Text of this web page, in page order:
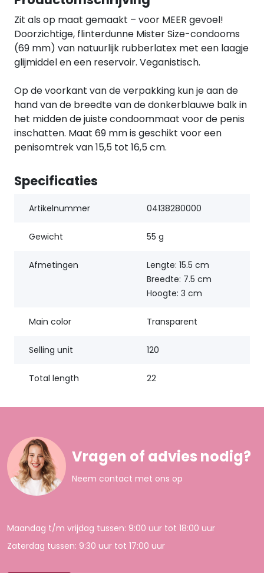
Zit als op maat gemaakt – voor MEER gevoel!
Doorzichtige, flinterdunne Mister Size-condooms
(69 mm) van natuurlijk rubberlatex met een laagje
glijmiddel en een reservoir. Veganistisch.
Op de voorkant van de verpakking kun je aan de
hand van de breedte van de donkerblauwe balk in
het midden de juiste condoommaat voor de penis
inschatten. Maat 69 mm is geschikt voor een
penisomtrek van 15,5 tot 16,5 cm.
Specificaties
Artikelnummer 04138280000
Gewicht 55 g
Afmetingen
Lengte: 15.5 cm
Breedte: 7.5 cm
Hoogte: 3 cm
Main color Transparent
Selling unit 120
Total length 22
Vragen of advies nodig?
Neem contact met ons op
Maandag t/m vrijdag tussen: 9:00 uur tot 18:00 uur
Zaterdag tussen: 9:30 uur tot 17:00 uur